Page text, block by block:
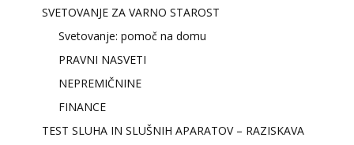
SVETOVANJE ZA VARNO STAROST
Svetovanje: pomoč na domu
PRAVNI NASVETI
NEPREMIČNINE
FINANCE
TEST SLUHA IN SLUŠNIH APARATOV – RAZISKAVA